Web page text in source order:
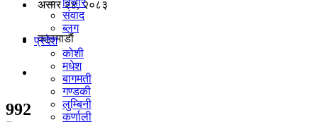
विचार
संवाद
ब्लग
प्रदेश
कोशी
मधेश
बागमती
गण्डकी
लुम्बिनी
कर्णाली
असार २४, २०८३
काठमाडाैं
992